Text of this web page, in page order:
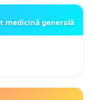
medicină generală